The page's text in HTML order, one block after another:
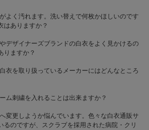
よく汚れます。洗い替えで何枚かほしいのです
はありますか？
デザイナーズブランドの白衣をよく見かけるの
りますか？
衣を取り扱っているメーカーにはどんなところ
ム刺繍を入れることは出来ますか？
変更しようか悩んでいます。色々な白衣通販サ
るのですが、スクラブを採用された病院・クリ